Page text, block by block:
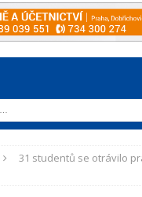
31 studentů se otrávilo